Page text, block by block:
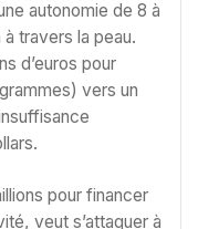
autonomie de 8 à
travers la peau.
d’euros pour
vers un
pour financer
veut s’attaquer à